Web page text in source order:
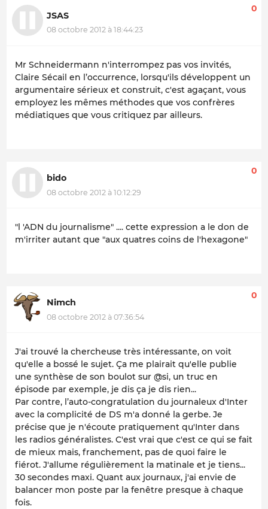
JSAS
08 octobre 2012 à 18:44:23
0
Mr Schneidermann n'interrompez pas vos invités,
Claire Sécail en l’occurrence, lorsqu'ils développent un
argumentaire sérieux et construit, c'est agaçant, vous
employez les mêmes méthodes que vos confrères
médiatiques que vous critiquez par ailleurs.
bido
08 octobre 2012 à 10:12:29
0
"l 'ADN du journalisme" .... cette expression a le don de
m'irriter autant que "aux quatres coins de l'hexagone"
Nimch
08 octobre 2012 à 07:36:54
0
J'ai trouvé la chercheuse très intéressante, on voit
qu'elle a bossé le sujet. Ça me plairait qu'elle publie
une synthèse de son boulot sur @si, un truc en
épisode par exemple, je dis ça je dis rien...
Par contre, l’auto-congratulation du journaleux d'Inter
avec la complicité de DS m'a donné la gerbe. Je
précise que je n'écoute pratiquement qu'Inter dans
les radios généralistes. C'est vrai que c'est ce qui se fait
de mieux mais, franchement, pas de quoi faire le
fiérot. J'allume régulièrement la matinale et je tiens...
30 secondes maxi. Quant aux journaux, j'ai envie de
balancer mon poste par la fenêtre presque à chaque
fois.